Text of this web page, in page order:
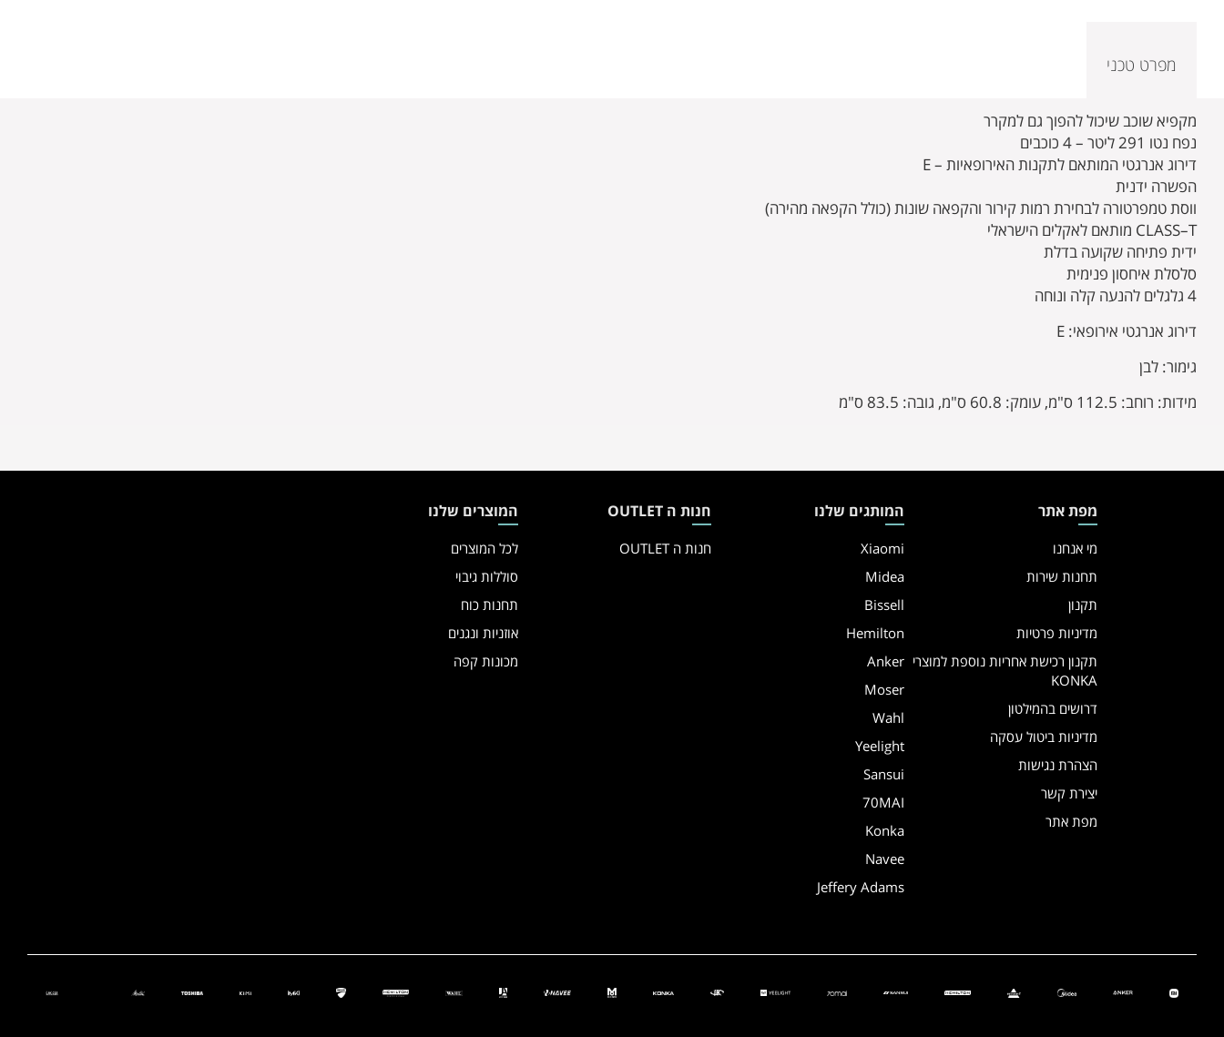
מפרט טכני
מקפיא שוכב שיכול להפוך גם למקרר
נפח נטו 291 ליטר – 4 כוכבים
דירוג אנרגטי המותאם לתקנות האירופאיות – E
הפשרה ידנית
ווסת טמפרטורה לבחירת רמות קירור והקפאה שונות (כולל הקפאה מהירה)
CLASS–T מותאם לאקלים הישראלי
ידית פתיחה שקועה בדלת
סלסלת איחסון פנימית
4 גלגלים להנעה קלה ונוחה
דירוג אנרגטי אירופאי: E
גימור: לבן
מידות: רוחב: 112.5 ס"מ, עומק: 60.8 ס"מ, גובה: 83.5 ס"מ
מפת אתר
מי אנחנו
תחנות שירות
תקנון
מדיניות פרטיות
תקנון רכישת אחריות נוספת למוצרי
KONKA
דרושים בהמילטון
מדיניות ביטול עסקה
הצהרת נגישות
יצירת קשר
מפת אתר
המותגים שלנו
Xiaomi
Midea
Bissell
Hemilton
Anker
Moser
Wahl
Yeelight
Sansui
70MAI
Konka
Navee
Jeffery Adams
חנות ה OUTLET
חנות ה OUTLET
המוצרים שלנו
לכל המוצרים
סוללות גיבוי
תחנות כוח
אוזניות ונגנים
מכונות קפה